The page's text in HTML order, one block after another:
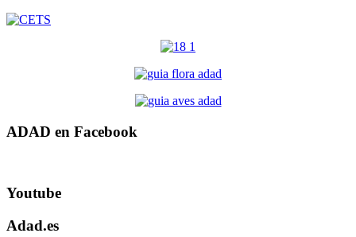
ADAD en Facebook
Youtube
Adad.es